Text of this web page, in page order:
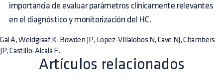
importancia de evaluar parámetros clínicamente relevantes
en el diagnóstico y monitorización del HC.
Gal A, Weidgraaf K, Bowden JP, Lopez-Villalobos N, Cave NJ, Chambers
JP, Castillo-Alcala F.
Artículos relacionados